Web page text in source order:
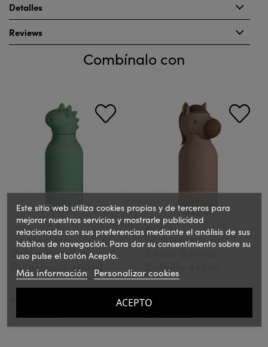
Detalles
Reviews
Combínalo con
ASOBU
Ref.: SBV44DINO
Bestie Botella
Dinosaurio 460ml
IVA incluido
ASOBU
Ref.: SBV44HORSE
Caballo 460ml
PVPR:
IVA incluido
Este sitio web utiliza cookies propias y de terceros para
mejorar nuestros servicios y mostrarle publicidad
relacionada con sus preferencias mediante el análisis de sus
hábitos de navegación. Para dar su consentimiento sobre su
uso pulse el botón Acepto.
Más información Personalizar cookies
ACEPTO